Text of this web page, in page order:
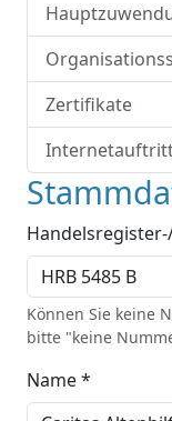
Zertifikate
Können Sie keine
bitte "keine
Name *